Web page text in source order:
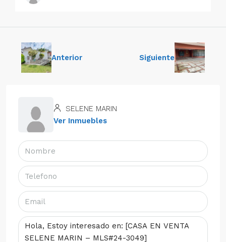
Anterior Siguiente
SELENE MARIN
Ver Inmuebles